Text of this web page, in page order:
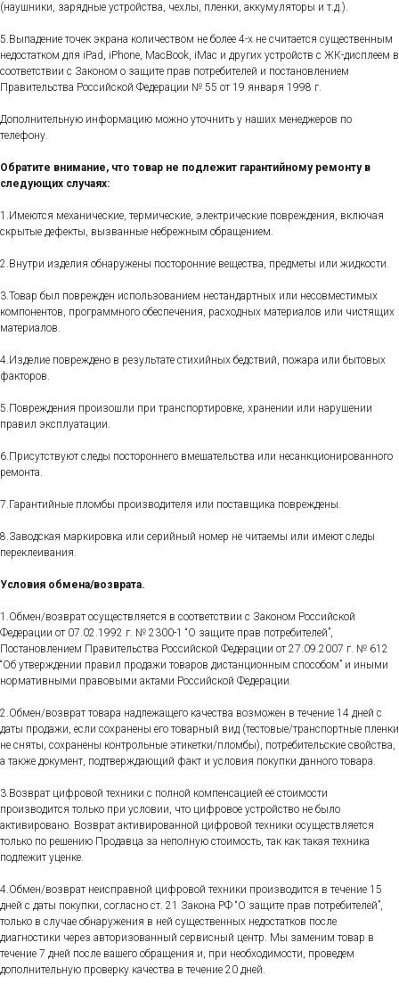
(наушники, зарядные устройства, чехлы, пленки, аккумуляторы и т.д.).
5.Выпадение точек экрана количеством не более 4-х не считается существенным
недостатком для iPad, iPhone, MacBook, iMac и других устройств с ЖК-дисплеем в
соответствии с Законом о защите прав потребителей и постановлением
Правительства Российской Федерации № 55 от 19 января 1998 г.
Дополнительную информацию можно уточнить у наших менеджеров по
телефону.
Обратите внимание, что товар не подлежит гарантийному ремонту в
следующих случаях:
1.Имеются механические, термические, электрические повреждения, включая
скрытые дефекты, вызванные небрежным обращением.
2.Внутри изделия обнаружены посторонние вещества, предметы или жидкости.
3.Товар был поврежден использованием нестандартных или несовместимых
компонентов, программного обеспечения, расходных материалов или чистящих
материалов.
4.Изделие повреждено в результате стихийных бедствий, пожара или бытовых
факторов.
5.Повреждения произошли при транспортировке, хранении или нарушении
правил эксплуатации.
6.Присутствуют следы постороннего вмешательства или несанкционированного
ремонта.
7.Гарантийные пломбы производителя или поставщика повреждены.
8.Заводская маркировка или серийный номер не читаемы или имеют следы
переклеивания.
Условия обмена/возврата.
1.Обмен/возврат осуществляется в соответствии с Законом Российской
Федерации от 07.02.1992 г. № 2300-1 “О защите прав потребителей”,
Постановлением Правительства Российской Федерации от 27.09.2007 г. № 612
“Об утверждении правил продажи товаров дистанционным способом” и иными
нормативными правовыми актами Российской Федерации.
2.Обмен/возврат товара надлежащего качества возможен в течение 14 дней с
даты продажи, если сохранены его товарный вид (тестовые/транспортные пленки
не сняты, сохранены контрольные этикетки/пломбы), потребительские свойства,
а также документ, подтверждающий факт и условия покупки данного товара.
3.Возврат цифровой техники с полной компенсацией её стоимости
производится только при условии, что цифровое устройство не было
активировано. Возврат активированной цифровой техники осуществляется
только по решению Продавца за неполную стоимость, так как такая техника
подлежит уценке.
4.Обмен/возврат неисправной цифровой техники производится в течение 15
дней с даты покупки, согласно ст. 21 Закона РФ “О защите прав потребителей”,
только в случае обнаружения в ней существенных недостатков после
диагностики через авторизованный сервисный центр. Мы заменим товар в
течение 7 дней после вашего обращения и, при необходимости, проведем
дополнительную проверку качества в течение 20 дней.